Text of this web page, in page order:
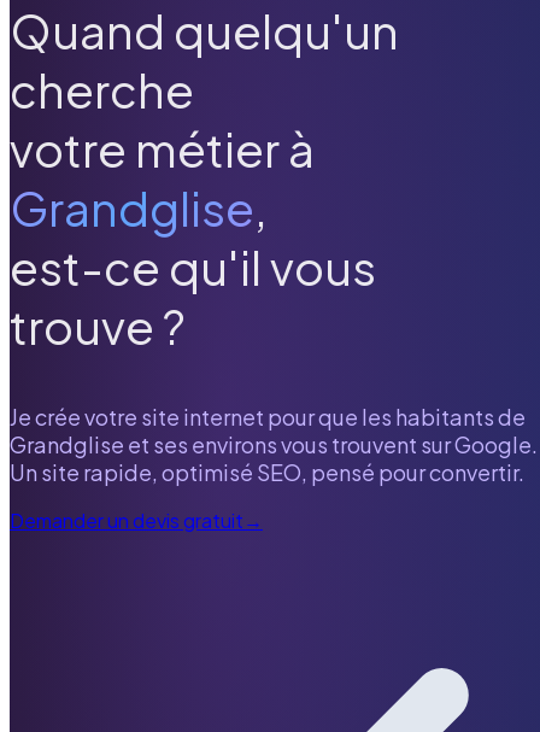
Quand quelqu'un
cherche
votre métier à
Grandglise,
est-ce qu'il vous
trouve ?
Je crée votre site internet pour que les habitants de
Grandglise et ses environs vous trouvent sur Google.
Un site rapide, optimisé SEO, pensé pour convertir.
Demander un devis gratuit→